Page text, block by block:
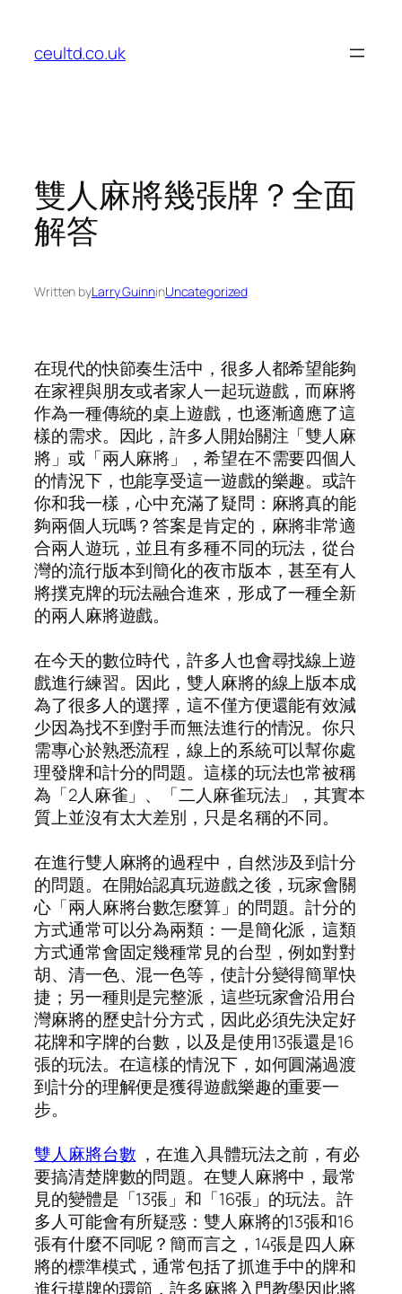
content
ceultd.co.uk
雙人麻將幾張牌？全面
解答
Written byLarry GuinninUncategorized
在現代的快節奏生活中，很多人都希望能夠
在家裡與朋友或者家人一起玩遊戲，而麻將
作為一種傳統的桌上遊戲，也逐漸適應了這
樣的需求。因此，許多人開始關注「雙人麻
將」或「兩人麻將」，希望在不需要四個人
的情況下，也能享受這一遊戲的樂趣。或許
你和我一樣，心中充滿了疑問：麻將真的能
夠兩個人玩嗎？答案是肯定的，麻將非常適
合兩人遊玩，並且有多種不同的玩法，從台
灣的流行版本到簡化的夜市版本，甚至有人
將撲克牌的玩法融合進來，形成了一種全新
的兩人麻將遊戲。
在今天的數位時代，許多人也會尋找線上遊
戲進行練習。因此，雙人麻將的線上版本成
為了很多人的選擇，這不僅方便還能有效減
少因為找不到對手而無法進行的情況。你只
需專心於熟悉流程，線上的系統可以幫你處
理發牌和計分的問題。這樣的玩法也常被稱
為「2人麻雀」、「二人麻雀玩法」，其實本
質上並沒有太大差別，只是名稱的不同。
在進行雙人麻將的過程中，自然涉及到計分
的問題。在開始認真玩遊戲之後，玩家會關
心「兩人麻將台數怎麼算」的問題。計分的
方式通常可以分為兩類：一是簡化派，這類
方式通常會固定幾種常見的台型，例如對對
胡、清一色、混一色等，使計分變得簡單快
捷；另一種則是完整派，這些玩家會沿用台
灣麻將的歷史計分方式，因此必須先決定好
花牌和字牌的台數，以及是使用13張還是16
張的玩法。在這樣的情況下，如何圓滿過渡
到計分的理解便是獲得遊戲樂趣的重要一
步。
雙人麻將台數 ，在進入具體玩法之前，有必
要搞清楚牌數的問題。在雙人麻將中，最常
見的變體是「13張」和「16張」的玩法。許
多人可能會有所疑惑：雙人麻將的13張和16
張有什麼不同呢？簡而言之，14張是四人麻
將的標準模式，通常包括了抓進手中的牌和
進行摸牌的環節，許多麻將入門教學因此將